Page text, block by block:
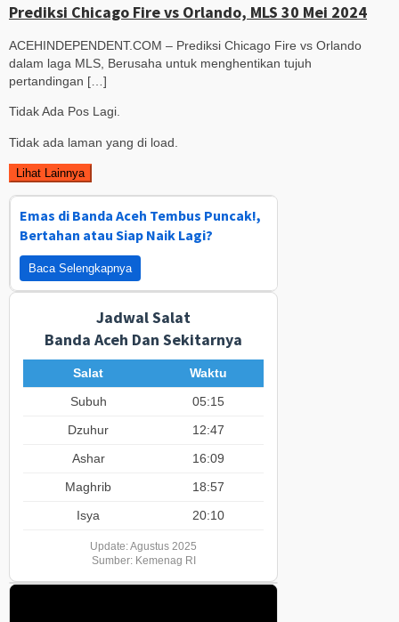
Prediksi Chicago Fire vs Orlando, MLS 30 Mei 2024
ACEHINDEPENDENT.COM – Prediksi Chicago Fire vs Orlando
dalam laga MLS, Berusaha untuk menghentikan tujuh
pertandingan […]
Tidak Ada Pos Lagi.
Tidak ada laman yang di load.
Lihat Lainnya
Emas di Banda Aceh Tembus Puncak!,
Bertahan atau Siap Naik Lagi?
Baca Selengkapnya
Jadwal Salat
Banda Aceh Dan Sekitarnya
Salat
Waktu
Subuh
05:15
Dzuhur
12:47
Ashar
16:09
Maghrib
18:57
Isya
20:10
Update: Agustus 2025
Sumber: Kemenag RI